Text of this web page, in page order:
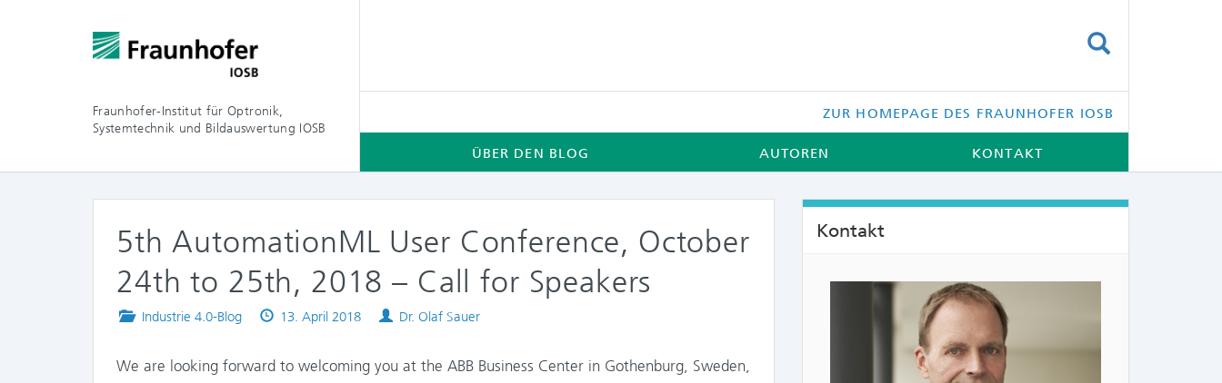
Fraunhofer-Institut für Optronik,
Systemtechnik und Bildauswertung IOSB
ZUR HOMEPAGE DES FRAUNHOFER IOSB
ÜBER DEN BLOG AUTOREN KONTAKT
5th AutomationML User Conference, October
24th to 25th, 2018 – Call for Speakers
Posted
Industrie 4.0-Blog
Published
13. April 2018 Authors
Dr. Olaf Sauer
We are looking forward to welcoming you at the ABB Business Center in Gothenburg, Sweden,
Kontakt